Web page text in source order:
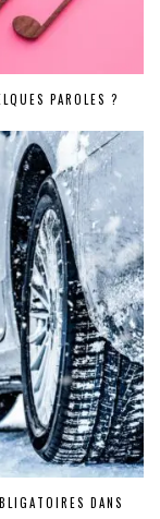
PAROLES ?
DANS